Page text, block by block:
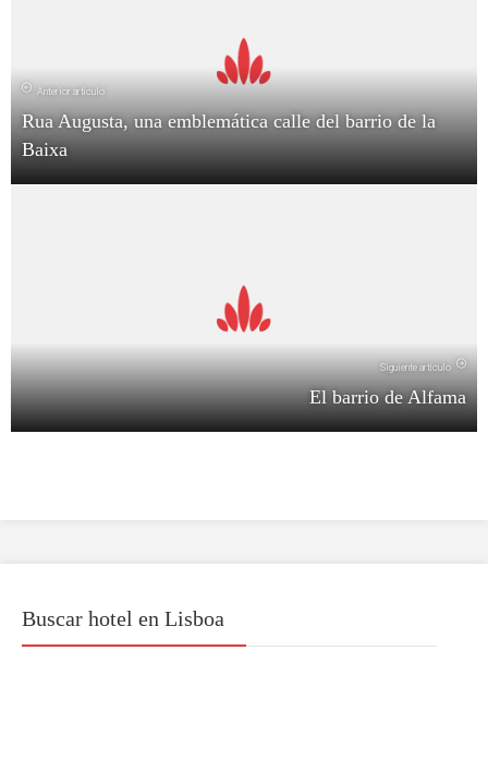
Anterior artículo
Rua Augusta, una emblemática calle del barrio de la
Baixa
Siguiente artículo
El barrio de Alfama
Buscar hotel en Lisboa